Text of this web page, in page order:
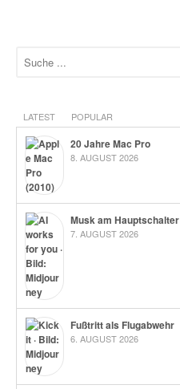
LATEST POPULAR
20 Jahre Mac Pro
8. AUGUST 2026
Musk am Hauptschalter
7. AUGUST 2026
Fußtritt als Flugabwehr
6. AUGUST 2026